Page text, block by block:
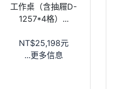
工作桌（含抽屜D-
1257*4格）...
NT$25,198元
...更多信息